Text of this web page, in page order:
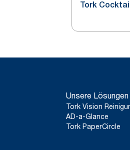
Tork
Unsere Lösungen
Tork Vision
AD-a-Glance
Tork PaperCircle